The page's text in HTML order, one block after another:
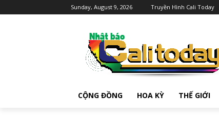
Sunday, August 9, 2026 Truyền Hình Cali Today
CỘNG ĐỒNG HOA KỲ THẾ GIỚI